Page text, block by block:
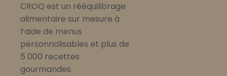
CROQ est un rééquilibrage
alimentaire sur mesure à
l’aide de menus
personnalisables et plus de
5 000 recettes
gourmandes